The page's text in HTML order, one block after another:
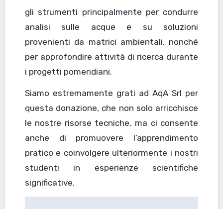
gli strumenti principalmente per condurre
analisi sulle acque e su soluzioni
provenienti da matrici ambientali, nonché
per approfondire attività di ricerca durante
i progetti pomeridiani.
Siamo estremamente grati ad AqA Srl per
questa donazione, che non solo arricchisce
le nostre risorse tecniche, ma ci consente
anche di promuovere l’apprendimento
pratico e coinvolgere ulteriormente i nostri
studenti in esperienze scientifiche
significative.